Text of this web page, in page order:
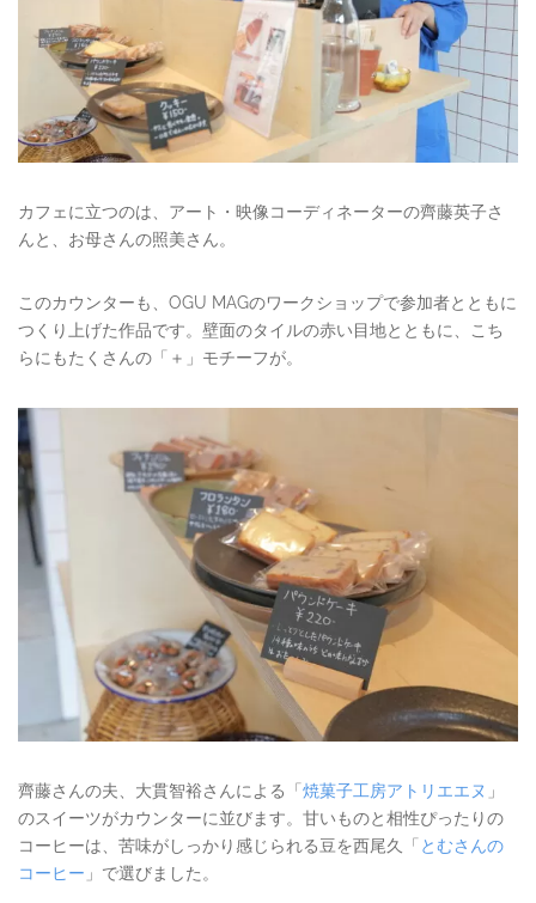
カフェに立つのは、アート・映像コーディネーターの齊藤英子さ
んと、お母さんの照美さん。
このカウンターも、OGU MAGのワークショップで参加者とともに
つくり上げた作品です。壁面のタイルの赤い目地とともに、こち
らにもたくさんの「＋」モチーフが。
齊藤さんの夫、大貫智裕さんによる「 焼菓子工房アトリエエヌ 」
のスイーツがカウンターに並びます。甘いものと相性ぴったりの
コーヒーは、苦味がしっかり感じられる豆を西尾久「 とむさんの
コーヒー 」で選びました。